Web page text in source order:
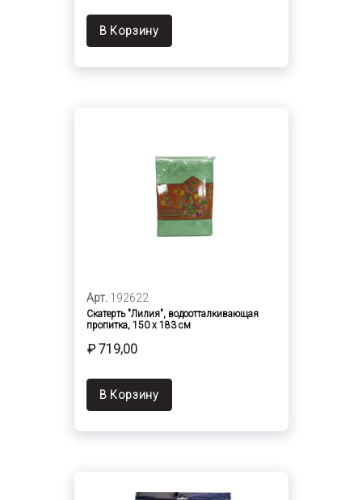
В Корзину
Арт. 192622
Скатерть "Лилия", водоотталкивающая
пропитка, 150 х 183 см
₽ 719,00
В Корзину